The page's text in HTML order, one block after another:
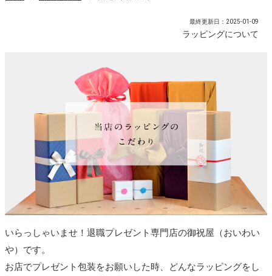
最終更新日：2025-01-09
ラッピングについて
いらっしゃいませ！退職プレゼント専門店の御祝屋（おいわい
や）です。
お店でプレゼント包装をお願いした時、どんなラッピングをし